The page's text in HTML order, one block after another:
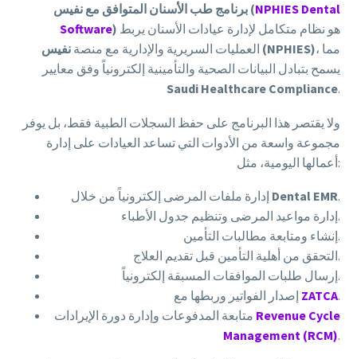
برنامج طب الأسنان المتوافق مع نفيس (NPHIES Dental
Software)
العمليات السريرية والإدارية مع منصة نفيس (NPHIES)، مما
يسمح بتبادل البيانات الصحية والتأمينية إلكترونياً وفق معايير
Saudi Healthcare Compliance.
ولا يقتصر هذا البرنامج على حفظ السجلات الطبية فقط، بل يوفر
مجموعة واسعة من الأدوات التي تساعد العيادات على إدارة
أعمالها اليومية، مثل:
Dental EMR.
إدارة مواعيد المرضى وتنظيم جدول الأطباء.
إنشاء ومتابعة مطالبات التأمين.
التحقق من أهلية التأمين قبل تقديم العلاج.
إرسال طلبات الموافقات المسبقة إلكترونياً.
ZATCA.
Revenue Cycle
Management (RCM).